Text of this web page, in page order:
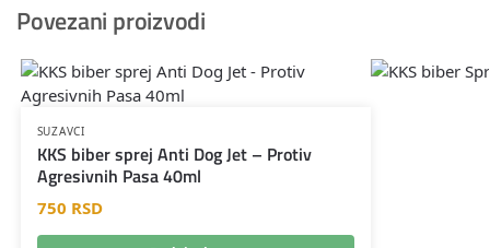
Povezani proizvodi
SUZAVCI
KKS biber sprej Anti Dog Jet – Protiv
Agresivnih Pasa 40ml
750 RSD